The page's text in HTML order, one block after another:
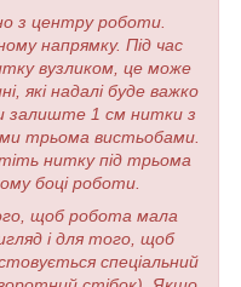
з центру роботи.
напрямку. Під час
вузликом, це може
які надалі буде важко
залиште 1 см нитки з
трьома вистьобами.
нитку під трьома
боці роботи.
щоб робота мала
і для того, щоб
спеціальний